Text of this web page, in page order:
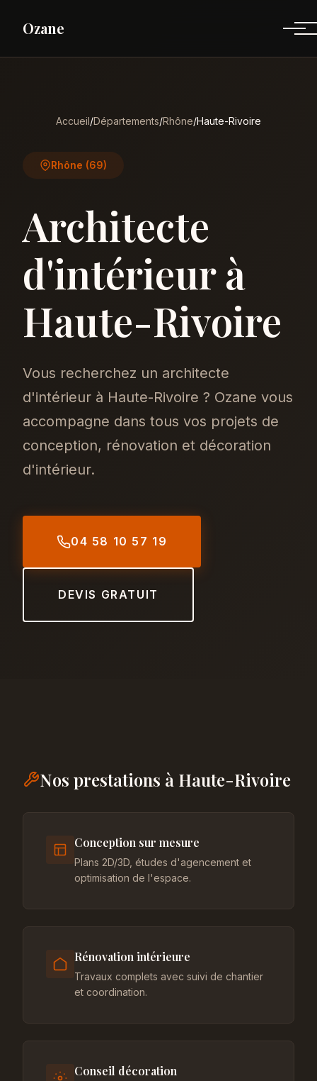
Ozane
Accueil/Départements/Rhône/Haute-Rivoire
Rhône (69)
Architecte
d'intérieur à
Haute-Rivoire
Vous recherchez un architecte
d'intérieur à Haute-Rivoire ? Ozane vous
accompagne dans tous vos projets de
conception, rénovation et décoration
d'intérieur.
04 58 10 57 19
DEVIS GRATUIT
Nos prestations à Haute-Rivoire
Conception sur mesure
Plans 2D/3D, études d'agencement et
optimisation de l'espace.
Rénovation intérieure
Travaux complets avec suivi de chantier
et coordination.
Conseil décoration